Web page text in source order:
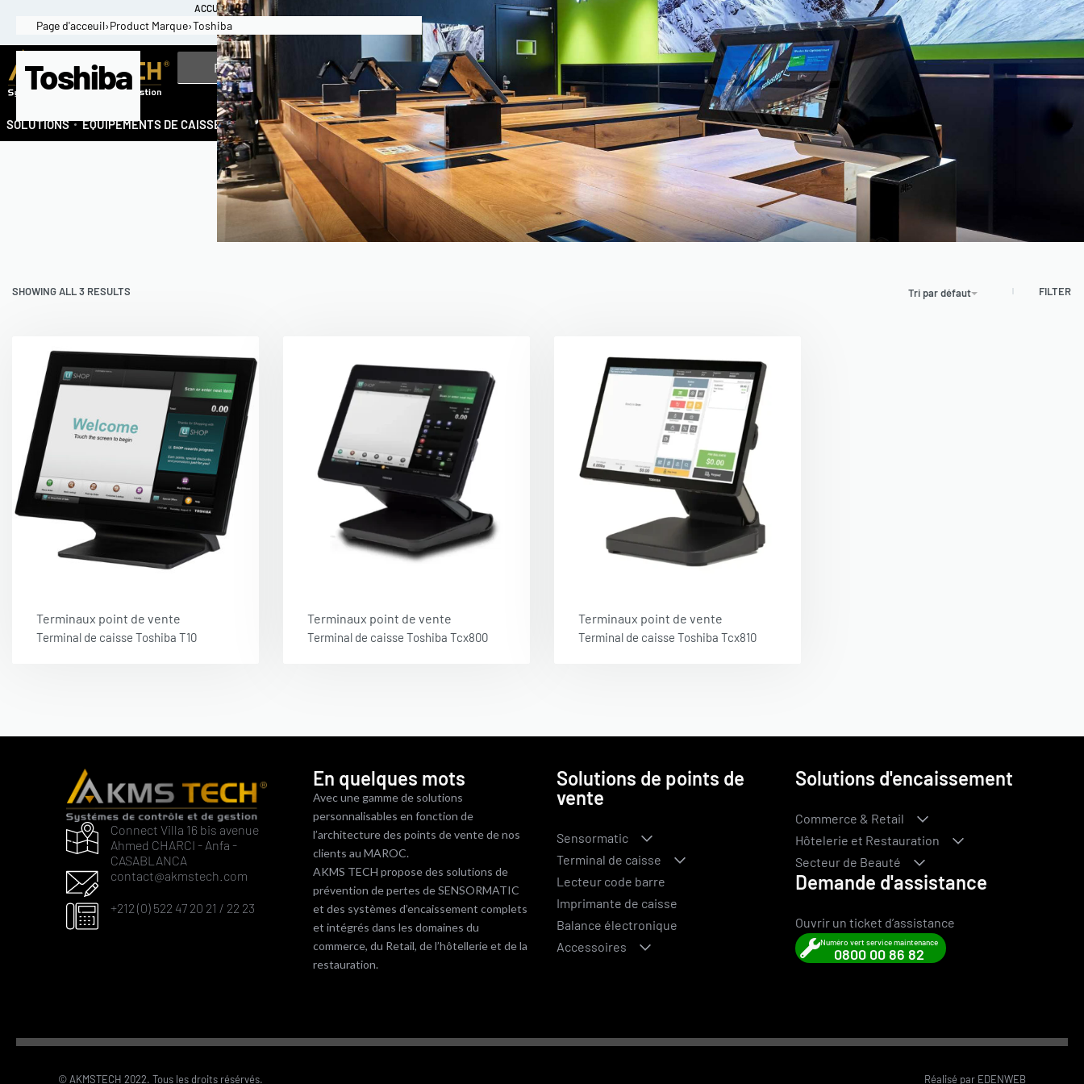
ACCUEILÀ PROPOS D’AKMSTECH
OUVERTURE DE TICKETS
Numéro vert service
maintenance
0800 00 86 82
Produits
Demandez
une démo
SOLUTIONS EQUIPEMENTS DE CAISSE SENSORMATIC CONTACT
Page d'acceuil›Product Marque›Toshiba
Toshiba
SHOWING ALL 3 RESULTS Tri par défaut FILTER
Terminaux point de vente
Terminal de caisse Toshiba T10
Terminaux point de vente
Terminal de caisse Toshiba Tcx800
Terminaux point de vente
Terminal de caisse Toshiba Tcx810
Connect Villa 16 bis avenue
Ahmed CHARCI - Anfa -
CASABLANCA
contact@akmstech.com
+212 (0) 522 47 20 21 / 22 23
En quelques mots
Avec une gamme de solutions
personnalisables en fonction de
l’architecture des points de vente de nos
clients au MAROC.
AKMS TECH propose des solutions de
prévention de pertes de SENSORMATIC
et des systèmes d’encaissement complets
et intégrés dans les domaines du
commerce, du Retail, de l’hôtellerie et de la
restauration.
Solutions de points de
vente
Sensormatic
Terminal de caisse
Lecteur code barre
Imprimante de caisse
Balance électronique
Accessoires
Solutions d'encaissement
Commerce & Retail
Hôtelerie et Restauration
Secteur de Beauté
Demande d'assistance
Ouvrir un ticket d’assistance
Numéro vert service maintenance
0800 00 86 82
© AKMSTECH 2022. Tous les droits résérvés. Réalisé par EDENWEB